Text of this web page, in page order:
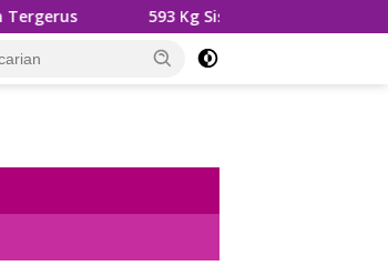
593 Kg Sisik dan Kuku Trenggiling Diamankan,